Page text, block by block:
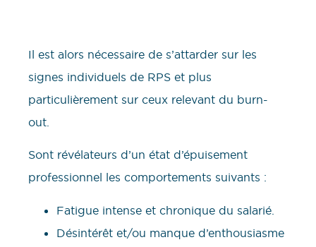
Il est alors nécessaire de s’attarder sur les
signes individuels de RPS et plus
particulièrement sur ceux relevant du burn-
out.
Sont révélateurs d’un état d’épuisement
professionnel les comportements suivants :
Fatigue intense et chronique du salarié.
Désintérêt et/ou manque d’enthousiasme